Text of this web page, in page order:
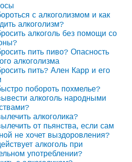
с алкоголизмом и как
алкоголизм?
алкоголь без помощи со
пить пиво? Опасность
алкоголизма
пить? Ален Карр и его
побороть похмелье?
алкоголь народными
алкоголика?
от пьянства, если сам
не хочет выздоровления?
алкоголь при
употреблении?